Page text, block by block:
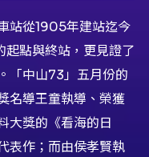
站從1905年建站迄今
點與終站，更見證了
「中山73」五月份的
名導王童執導、榮獲
大獎的《看海的日
表作；而由侯孝賢執